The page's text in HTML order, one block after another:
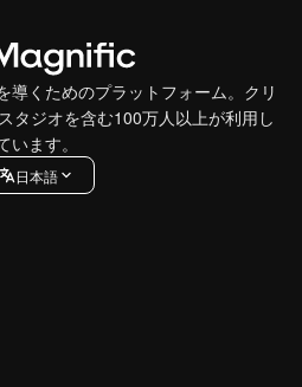
導くためのプラットフォーム。クリ
タジオを含む100万人以上が利用し
います。
日本語